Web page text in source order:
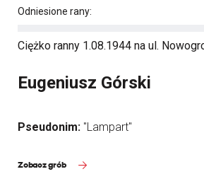
Odniesione rany:
Ciężko ranny 1.08.1944 na ul.
Eugeniusz Górski
Pseudonim: "Lampart"
Zobacz grób